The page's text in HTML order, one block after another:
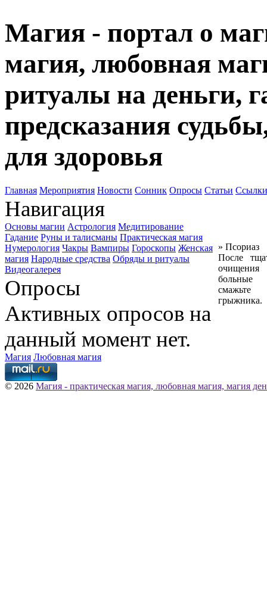
Магия - портал о
магия, любовная
ритуалы на деньги,
предсказания
для здоровья
Главная Мероприятия Новости Сонник Опросы Статьи Ссылки
Навигация
Основы магии Астрология Медитирование
Гадание Руны и талисманы Практическая магия
Нумерология Чакры Вампиры Гороскопы Женская
магия Народные средства Обряды и ритуалы
Видеогалерея
Опросы
Активных опросов на
данный момент нет.
» Псориаз
После
очищения
грыжника.
Магия Любовная магия
© 2026 Магия - практическая магия, любовная магия, магия